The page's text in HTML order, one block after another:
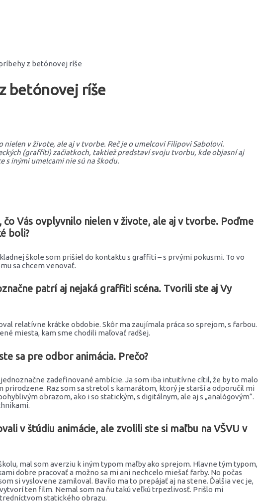
z betónovej ríše
betónovej ríše
v živote, ale aj v tvorbe. Reč je o umelcovi Filipovi Sabolovi.
(graffiti) začiatkoch, taktiež predstaví svoju tvorbu, kde objasní aj
s inými umelcami nie sú na škodu.
Vás ovplyvnilo nielen v živote, ale aj v tvorbe. Poďme
boli?
škole som prišiel do kontaktu s graffiti – s prvými pokusmi. To vo
sa chcem venovať.
patrí aj nejaká graffiti scéna. Tvorili ste aj Vy
relatívne krátke obdobie. Skôr ma zaujímala práca so sprejom, s farbou.
miesta, kam sme chodili maľovať radšej.
sa pre odbor animácia. Prečo?
zadefinované ambície. Ja som iba intuitívne cítil, že by to malo
Raz som sa stretol s kamarátom, ktorý je starší a odporučil mi
obrazom, ako i so statickým, s digitálnym, ale aj s „analógovým“.
v štúdiu animácie, ale zvolili ste si maľbu na VŠVU v
mal som averziu k iným typom maľby ako sprejom. Hlavne tým typom,
dobre pracovať a možno sa mi ani nechcelo miešať farby. No počas
si vyslovene zamiloval. Bavilo ma to prepájať aj na stene. Ďalšia vec je,
ten film. Nemal som na ňu takú veľkú trpezlivosť. Prišlo mi
statického obrazu.